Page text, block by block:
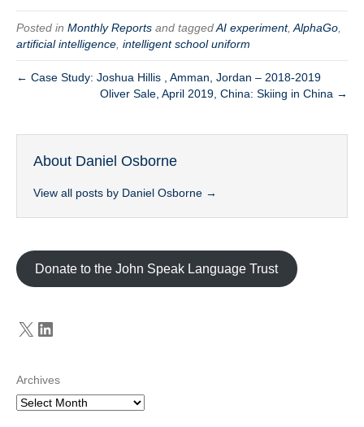
Posted in Monthly Reports and taggedAI experiment, AlphaGo
artificial intelligence intelligent school uniform
← Case Study: Joshua Hillis , Amman, Jordan – 2018-2019
Oliver Sale, April 2019, China: Skiing in China →
About Daniel Osborne
View all posts by Daniel Osborne →
Donate to the John Speak Language Trust
X LinkedIn
Archives